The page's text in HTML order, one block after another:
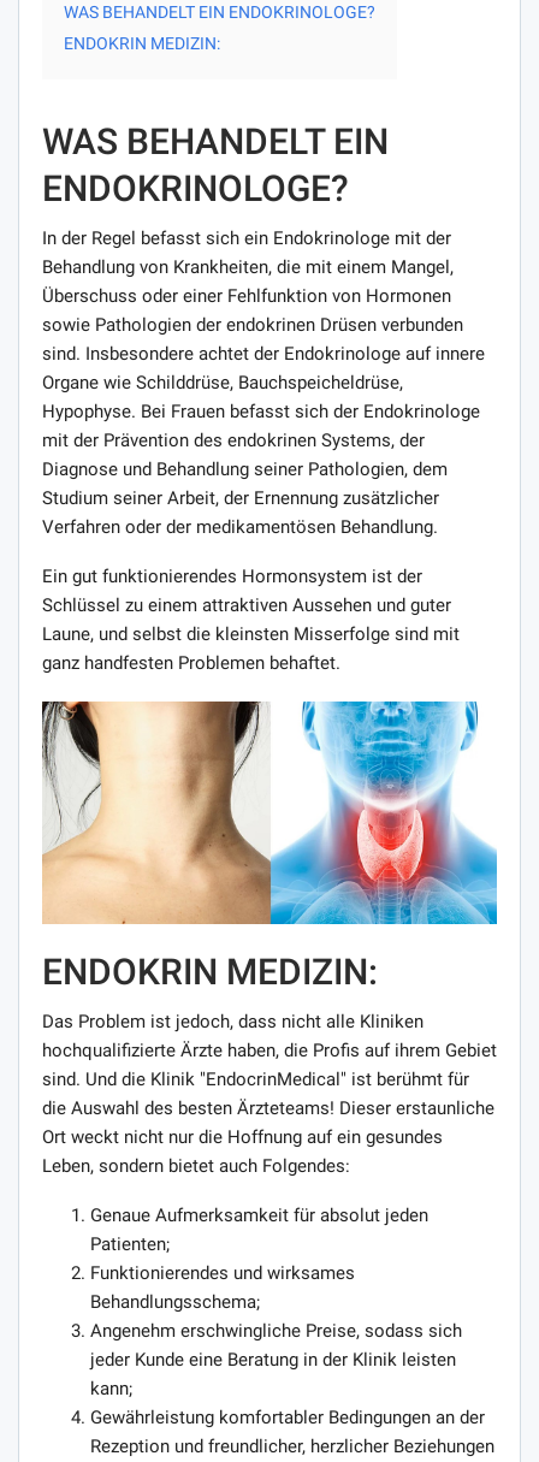
WAS BEHANDELT EIN ENDOKRINOLOGE?
ENDOKRIN MEDIZIN:
WAS BEHANDELT EIN
ENDOKRINOLOGE?
In der Regel befasst sich ein Endokrinologe mit der
Behandlung von Krankheiten, die mit einem Mangel,
Überschuss oder einer Fehlfunktion von Hormonen
sowie Pathologien der endokrinen Drüsen verbunden
sind. Insbesondere achtet der Endokrinologe auf innere
Organe wie Schilddrüse, Bauchspeicheldrüse,
Hypophyse. Bei Frauen befasst sich der Endokrinologe
mit der Prävention des endokrinen Systems, der
Diagnose und Behandlung seiner Pathologien, dem
Studium seiner Arbeit, der Ernennung zusätzlicher
Verfahren oder der medikamentösen Behandlung.
Ein gut funktionierendes Hormonsystem ist der
Schlüssel zu einem attraktiven Aussehen und guter
Laune, und selbst die kleinsten Misserfolge sind mit
ganz handfesten Problemen behaftet.
ENDOKRIN MEDIZIN:
Das Problem ist jedoch, dass nicht alle Kliniken
hochqualifizierte Ärzte haben, die Profis auf ihrem Gebiet
sind. Und die Klinik "EndocrinMedical" ist berühmt für
die Auswahl des besten Ärzteteams! Dieser erstaunliche
Ort weckt nicht nur die Hoffnung auf ein gesundes
Leben, sondern bietet auch Folgendes:
Genaue Aufmerksamkeit für absolut jeden
Patienten;
Funktionierendes und wirksames
Behandlungsschema;
Angenehm erschwingliche Preise, sodass sich
jeder Kunde eine Beratung in der Klinik leisten
kann;
Gewährleistung komfortabler Bedingungen an der
Rezeption und freundlicher, herzlicher Beziehungen